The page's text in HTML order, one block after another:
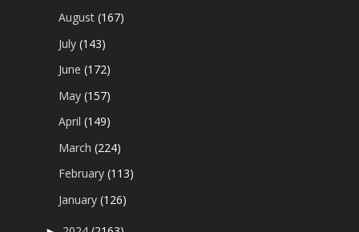
August(167)
July(143)
June(172)
May(157)
April(149)
March(224)
February(113)
January(126)